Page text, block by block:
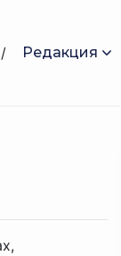
Редакция